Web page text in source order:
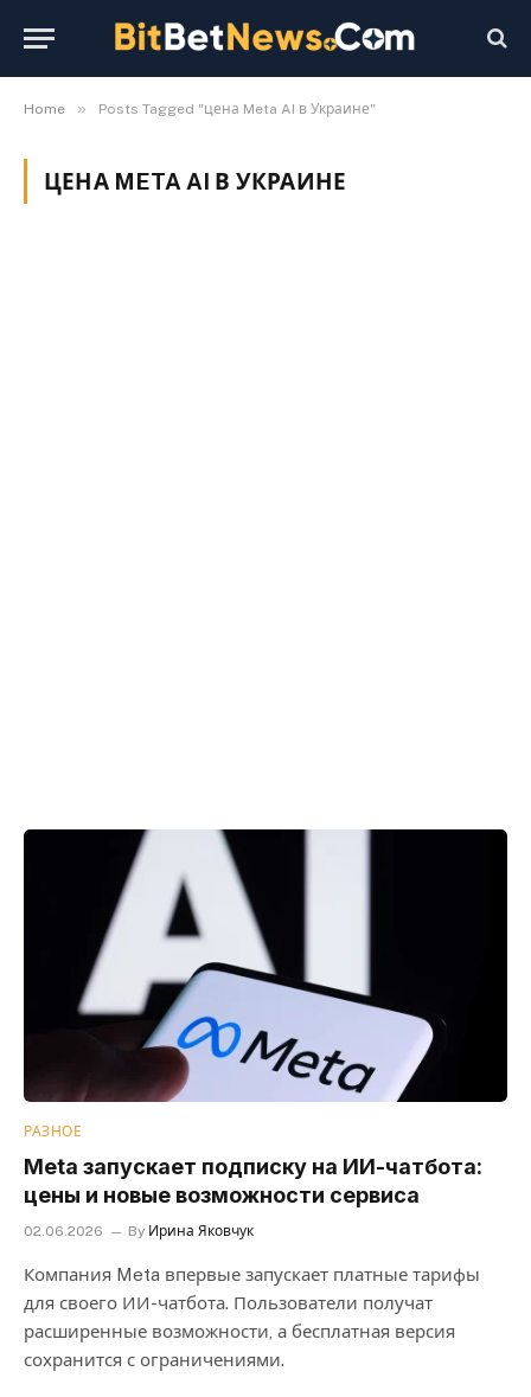
Home » Posts Tagged "цена Meta AI в Украине"
ЦЕНА META AI В УКРАИНЕ
РАЗНОЕ
Meta запускает подписку на ИИ-чатбота:
цены и новые возможности сервиса
02.06.2026 By Ирина Яковчук
Компания Meta впервые запускает платные тарифы
для своего ИИ-чатбота. Пользователи получат
расширенные возможности, а бесплатная версия
сохранится с ограничениями.